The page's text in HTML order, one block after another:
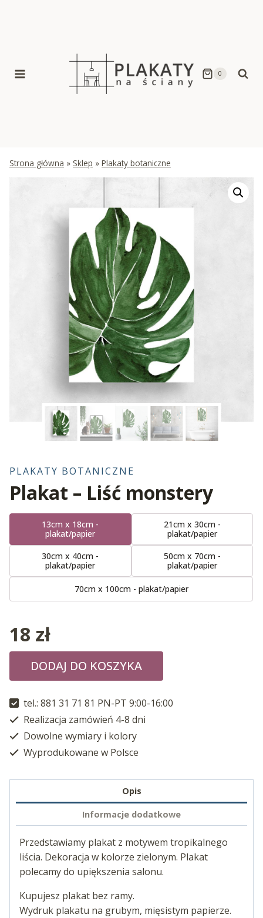
0
Strona główna » Sklep » Plakaty botaniczne
PLAKATY BOTANICZNE
Plakat – Liść monstery
13cm x 18cm -
plakat/papier
21cm x 30cm -
plakat/papier
30cm x 40cm -
plakat/papier
50cm x 70cm -
plakat/papier
70cm x 100cm - plakat/papier
18 zł
DODAJ DO KOSZYKA
tel.: 881 31 71 81 PN-PT 9:00-16:00
Realizacja zamówień 4-8 dni
Dowolne wymiary i kolory
Wyprodukowane w Polsce
Opis
Informacje dodatkowe
Przedstawiamy plakat z motywem tropikalnego
liścia. Dekoracja w kolorze zielonym. Plakat
polecamy do upiększenia salonu.
Kupujesz plakat bez ramy.
Wydruk plakatu na grubym, mięsistym papierze.